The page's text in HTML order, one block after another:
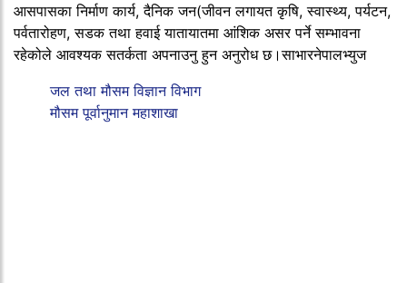
आसपासका निर्माण कार्य, दैनिक जन(जीवन लगायत कृषि, स्वास्थ्य, पर्यटन,
पर्वतारोहण, सडक तथा हवाई यातायातमा आंशिक असर पर्ने सम्भावना
रहेकोले आवश्यक सतर्कता अपनाउनु हुन अनुरोध छ।साभारनेपालभ्युज
जल तथा मौसम विज्ञान विभाग
मौसम पूर्वानुमान महाशाखा